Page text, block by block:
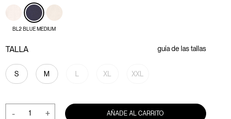
BL2 BLUE MEDIUM
TALLA
S M XL XXL
guía de las tallas
- + AÑADE AL CARRITO